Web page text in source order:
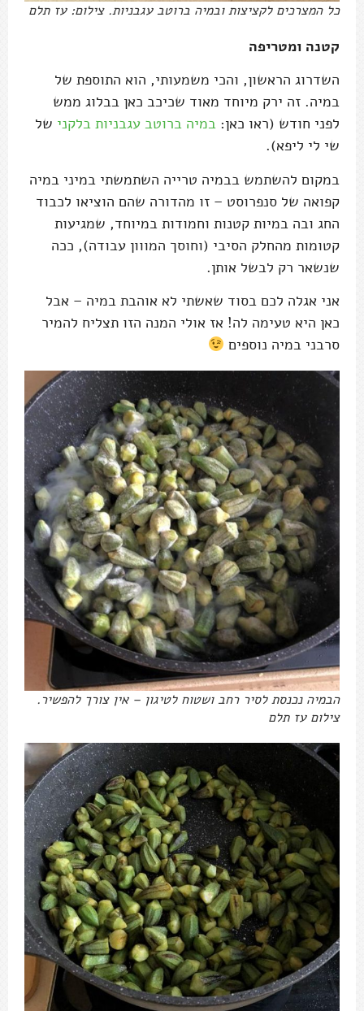
כל המצרכים לקציצות ובמיה ברוטב עגבניות. צילום: עז תלם
קטנה ומטריפה
השדרוג הראשון, והכי משמעותי, הוא התוספת של
במיה. זה ירק מיוחד מאוד שכיכב כאן בבלוג ממש
לפני חודש (ראו כאן: במיה ברוטב עגבניות בלקני של
שי לי ליפא).
במקום להשתמש בבמיה טרייה השתמשתי במיני במיה
קפואה של סנפרוסט – זו מהדורה שהם הוציאו לכבוד
החג ובה במיות קטנות וחמודות במיוחד, שמגיעות
קטומות מהחלק הסיבי (וחוסך המווון עבודה), ככה
שנשאר רק לבשל אותן.
אני אגלה לכם בסוד שאשתי לא אוהבת במיה – אבל
כאן היא טעימה לה! אז אולי המנה הזו תצליח להמיר
סרבני במיה נוספים
הבמיה נכנסת לסיר רחב ושטוח לטיגון – אין צורך להפשיר.
צילום עז תלם